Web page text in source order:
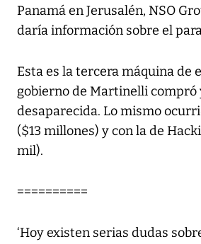
Panamá en Jerusalén, NSO
daría información sobre el
Esta es la tercera máquina de
gobierno de Martinelli compró
desaparecida. Lo mismo
($13 millones) y con la de
mil).
==========
‘Hoy existen serias dudas